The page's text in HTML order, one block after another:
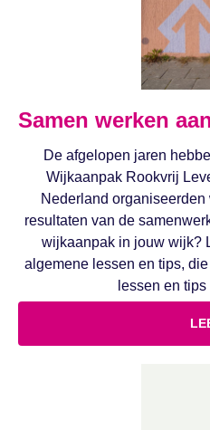
Samen werken
De afgelopen jaren
Wijkaanpak Rookvrij
Nederland
resultaten van de
wijkaanpak in jouw wijk?
algemene lessen en tips,
lessen en